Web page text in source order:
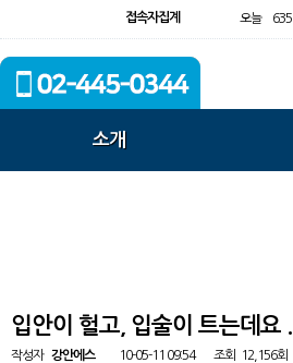
접속자집계 오늘 635
소개
입안이 헐고, 입술이 트는데요 .
작성자 강안에스 10-05-11 09:54 조회 12,156회